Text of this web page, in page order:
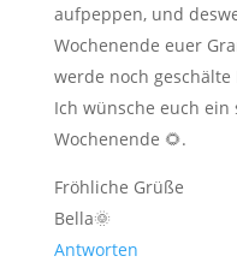
aufpeppen, und
Wochenende euer
werde noch
Ich wünsche euch ein
Wochenende 🌻.
Fröhliche Grüße
Bella🌞
Antworten